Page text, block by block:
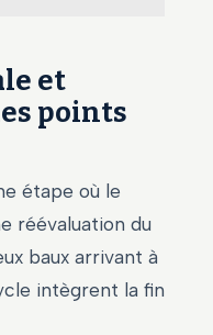
et
points
étape où le
réévaluation du
baux arrivant à
intègrent la fin